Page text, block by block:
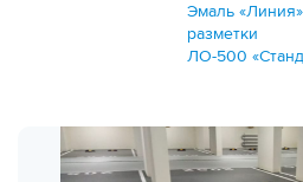
Эмаль
разметки
ЛО-500